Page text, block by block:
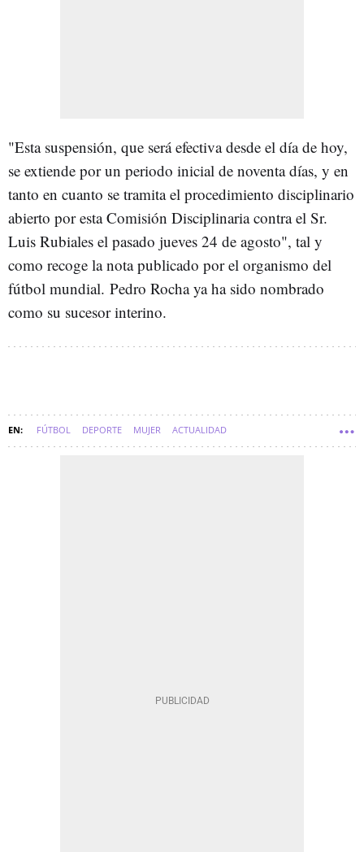
"Esta suspensión, que será efectiva desde el día de hoy,
se extiende por un periodo inicial de noventa días, y en
tanto en cuanto se tramita el procedimiento disciplinario
abierto por esta Comisión Disciplinaria contra el Sr.
Luis Rubiales el pasado jueves 24 de agosto", tal y
como recoge la nota publicado por el organismo del
fútbol mundial. Pedro Rocha ya ha sido nombrado
como su sucesor interino.
FÚTBOL DEPORTE MUJER ACTUALIDAD